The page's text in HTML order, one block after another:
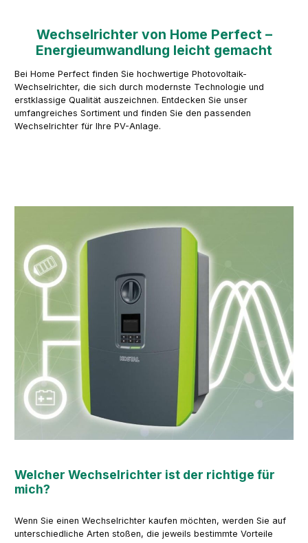
Wechselrichter von Home Perfect –
Energieumwandlung leicht gemacht
Bei Home Perfect finden Sie hochwertige Photovoltaik-
Wechselrichter, die sich durch modernste Technologie und
erstklassige Qualität auszeichnen. Entdecken Sie unser
umfangreiches Sortiment und finden Sie den passenden
Wechselrichter für Ihre PV-Anlage.
Welcher Wechselrichter ist der richtige für
mich?
Wenn Sie einen Wechselrichter kaufen möchten, werden Sie auf
unterschiedliche Arten stoßen, die jeweils bestimmte Vorteile